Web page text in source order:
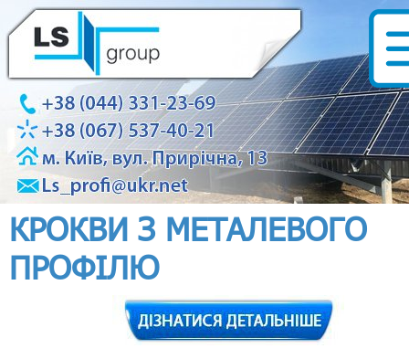
КРОКВИ З МЕТАЛЕВОГО
ПРОФІЛЮ